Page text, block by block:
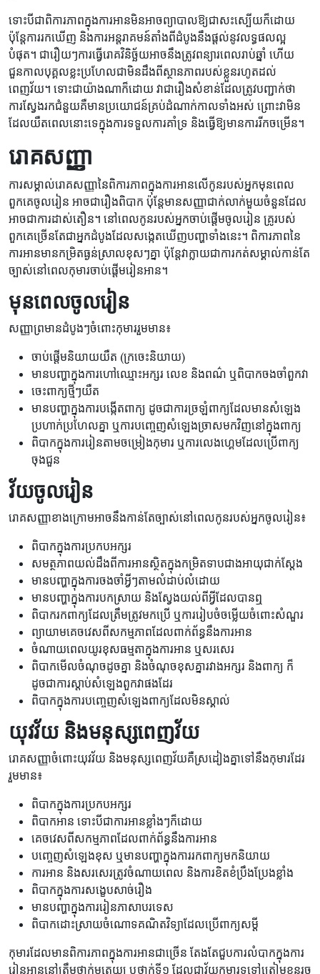
ទោះបីជាពិការភាពក្នុងការអានមិនអាចព្យាបាលឱ្យជាសះស្បើយក៏ដោយ
ប៉ុន្តែការរកឃើញ និងការអន្តរាគមន៍តាំងពីដំបូងនឹងផ្តល់នូវលទ្ធផលល្អ
បំផុត។ ជារឿយៗការធ្វើរោគវិនិច្ឆ័យអាចនឹងត្រូវពន្យារពេលរាប់ឆ្នាំ ហើយ
ជួនកាលបុគ្គលខ្លះប្រហែលជាមិនដឹងពីស្ថានភាពរបស់ខ្លួនរហូតដល់
ពេញវ័យ។ ទោះជាយ៉ាងណាក៏ដោយ វាជារឿងសំខាន់ដែលត្រូវបញ្ជាក់ថា
ការស្វែងរកជំនួយគឺមានប្រយោជន៍គ្រប់ដំណាក់កាលទាំងអស់ ព្រោះវាមិន
ដែលយឺតពេលនោះទេក្នុងការទទួលការគាំទ្រ និងធ្វើឱ្យមានការរីកចម្រើន។
រោគសញ្ញា
ការសម្គាល់រោគសញ្ញានៃពិការភាពក្នុងការអានលើកូនរបស់អ្នកមុនពេល
ពួកគេចូលរៀន អាចជារឿងពិបាក ប៉ុន្តែមានសញ្ញាជាក់លាក់មួយចំនួនដែល
អាចជាការដាស់តឿន។ នៅពេលកូនរបស់អ្នកចាប់ផ្តើមចូលរៀន គ្រូរបស់
ពួកគេច្រើនតែជាអ្នកដំបូងដែលសង្កេតឃើញបញ្ហាទាំងនេះ។ ពិការភាពនៃ
ការអានមានកម្រិតធ្ងន់ស្រាលខុសៗគ្នា ប៉ុន្តែវាក្លាយជាការកត់សម្គាល់កាន់តែ
ច្បាស់នៅពេលកុមារចាប់ផ្តើមរៀនអាន។
មុនពេលចូលរៀន
សញ្ញាព្រមានដំបូងៗចំពោះកុមាររួមមាន៖
ចាប់ផ្តើមនិយាយយឺត (ក្រចេះនិយាយ)
មានបញ្ហាក្នុងការហៅឈ្មោះអក្សរ លេខ និងពណ៌ ឬពិបាកចងចាំពួកវា
ចេះពាក្យថ្មីៗយឺត
មានបញ្ហាក្នុងការបង្កើតពាក្យ ដូចជាការច្រឡំពាក្យដែលមានសំឡេង
ប្រហាក់ប្រហែលគ្នា ឬការបញ្ចេញសំឡេងច្រាសមកវិញនៅក្នុងពាក្យ
ពិបាកក្នុងការរៀនតាមចម្រៀងកុមារ ឬការលេងហ្គេមដែលប្រើពាក្យ
ចុងជួន
វ័យចូលរៀន
រោគសញ្ញាខាងក្រោមអាចនឹងកាន់តែច្បាស់នៅពេលកូនរបស់អ្នកចូលរៀន៖
ពិបាកក្នុងការប្រកបអក្សរ
សមត្ថភាពយល់ដឹងពីការអានស្ថិតក្នុងកម្រិតទាបជាងអាយុជាក់ស្តែង
មានបញ្ហាក្នុងការចងចាំអ្វីៗតាមលំដាប់លំដោយ
មានបញ្ហាក្នុងការបកស្រាយ និងស្វែងយល់ពីអ្វីដែលបានឮ
ពិបាករកពាក្យដែលត្រឹមត្រូវមកប្រើ ឬការរៀបចំចម្លើយចំពោះសំណួរ
ព្យាយាមគេចវេសពីសកម្មភាពដែលពាក់ព័ន្ធនឹងការអាន
ចំណាយពេលយូរខុសធម្មតាក្នុងការអាន ឬសរសេរ
ពិបាកមើលចំណុចដូចគ្នា និងចំណុចខុសគ្នារវាងអក្សរ និងពាក្យ ក៏
ដូចជាការស្តាប់សំឡេងពួកវាផងដែរ
ពិបាកក្នុងការបញ្ចេញសំឡេងពាក្យដែលមិនស្គាល់
យុវវ័យ និងមនុស្សពេញវ័យ
រោគសញ្ញាចំពោះយុវវ័យ និងមនុស្សពេញវ័យគឺស្រដៀងគ្នាទៅនឹងកុមារដែរ
រួមមាន៖
ពិបាកក្នុងការប្រកបអក្សរ
ពិបាកអាន ទោះបីជាការអានខ្លាំងៗក៏ដោយ
គេចវេសពីសកម្មភាពដែលពាក់ព័ន្ធនឹងការអាន
បញ្ចេញសំឡេងខុស ឬមានបញ្ហាក្នុងការរកពាក្យមកនិយាយ
ការអាន និងសរសេរត្រូវចំណាយពេល និងការខិតខំប្រឹងប្រែងខ្លាំង
ពិបាកក្នុងការសង្ខេបសាច់រឿង
មានបញ្ហាក្នុងការរៀនភាសាបរទេស
ពិបាកដោះស្រាយចំណោទគណិតវិទ្យាដែលប្រើពាក្យសម្តី
កុមារដែលមានពិការភាពក្នុងការអានជាច្រើន តែងតែជួបការលំបាកក្នុងការ
រៀនអាននៅត្រឹមថ្នាក់មត្តេយ្យ ឬថ្នាក់ទី១ ដែលជាវ័យកុមារទូទៅត្រៀមខ្លួនរួច